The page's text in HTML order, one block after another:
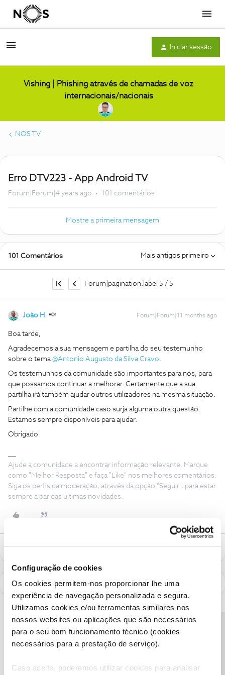
Configuração de cookies
Os cookies permitem-nos proporcionar lhe uma
experiência de navegação personalizada e segura.
Utilizamos cookies e/ou ferramentas similares nos
nossos websites ou aplicações que são necessários
para o seu bom funcionamento técnico (cookies
necessários para a prestação de serviço).
Caso aceite, poderemos utilizar cookies para analisar
Menu
Iniciar sessão
Vishing | Phishing através de chamadas de voz
internacionais/nacionais
NOS TV
Erro DTV223 - App Android TV
Forum|Forum|4 years ago 101 comentários
Mostre a primeira mensagem
101 Comentários Mais antigos primeiro
Forum|pagination.label 5 / 5
João H. Forum|Forum|11 months ago
Boa tarde,
Agradecemos a sua mensagem e partilha do seu testemunho
sobre o tema ​@Antonio Augusto da Silva Cravo.
Os testemunhos da comunidade são importantes para nós, para
que possamos continuar a melhorar. Certamente que a sua
partilha irá também ajudar outros utilizadores na mesma situação.
Partilhe com a comunidade caso surja alguma outra questão.
Estamos sempre disponíveis para ajudar.
Obrigado
Ajude a comunidade a encontrar informação relevante. Marque
como "Melhor Resposta" e faça "Like" nos melhores comentários.
Siga os perfis da moderação, através da opção "Seguir", para estar
sempre a par das ultimas novidades.